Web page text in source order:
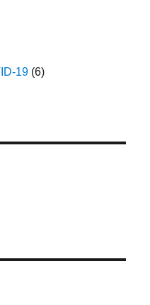
19 (6)